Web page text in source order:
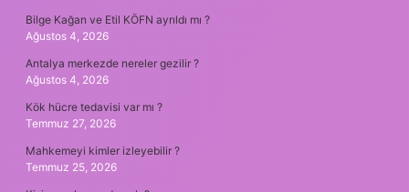
Bilge Kağan ve Etil KÖFN ayrıldı mı ?
Ağustos 4, 2026
Antalya merkezde nereler gezilir ?
Ağustos 4, 2026
Kök hücre tedavisi var mı ?
Temmuz 27, 2026
Mahkemeyi kimler izleyebilir ?
Temmuz 25, 2026